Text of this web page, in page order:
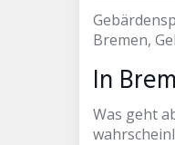
Bremen,
In
Was geht